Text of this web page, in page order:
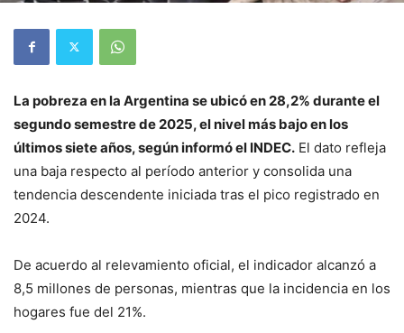
La pobreza en la Argentina se ubicó en 28,2% durante el
segundo semestre de 2025, el nivel más bajo en los
últimos siete años, según informó el INDEC. El dato refleja
una baja respecto al período anterior y consolida una
tendencia descendente iniciada tras el pico registrado en
2024.
De acuerdo al relevamiento oficial, el indicador alcanzó a
8,5 millones de personas, mientras que la incidencia en los
hogares fue del 21%.